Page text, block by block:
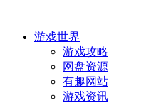
游戏世界
游戏攻略
网盘资源
有趣网站
游戏资讯